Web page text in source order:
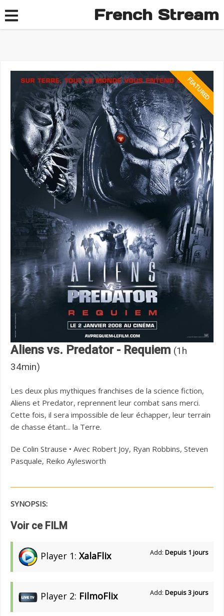
French Stream
Aliens vs. Predator - Requiem (1h
34min)
Les deux plus mythiques franchises de la science fiction,
Aliens et Predator, reprennent leur combat sans merci.
Cette fois, il sera impossible de leur échapper, leur terrain
de chasse étant... la Terre.
De Colin Strause • Avec Robert Joy, Ryan Robbins, Steven
Pasquale, Reiko Aylesworth
SYNOPSIS:
Voir ce FILM
Player 1: XalaFlix Add: Depuis 1 jours
Player 2: FilmoFlix Add: Depuis 3 jours